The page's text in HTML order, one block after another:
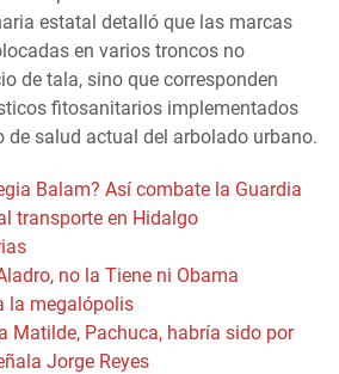
estatal detalló que las marcas
en varios troncos no
de tala, sino que corresponden
fitosanitarios implementados
de salud actual del arbolado urbano.
Balam? Así combate la Guardia
transporte en Hidalgo
no la Tiene ni Obama
la megalópolis
Matilde, Pachuca, habría sido por
Jorge Reyes